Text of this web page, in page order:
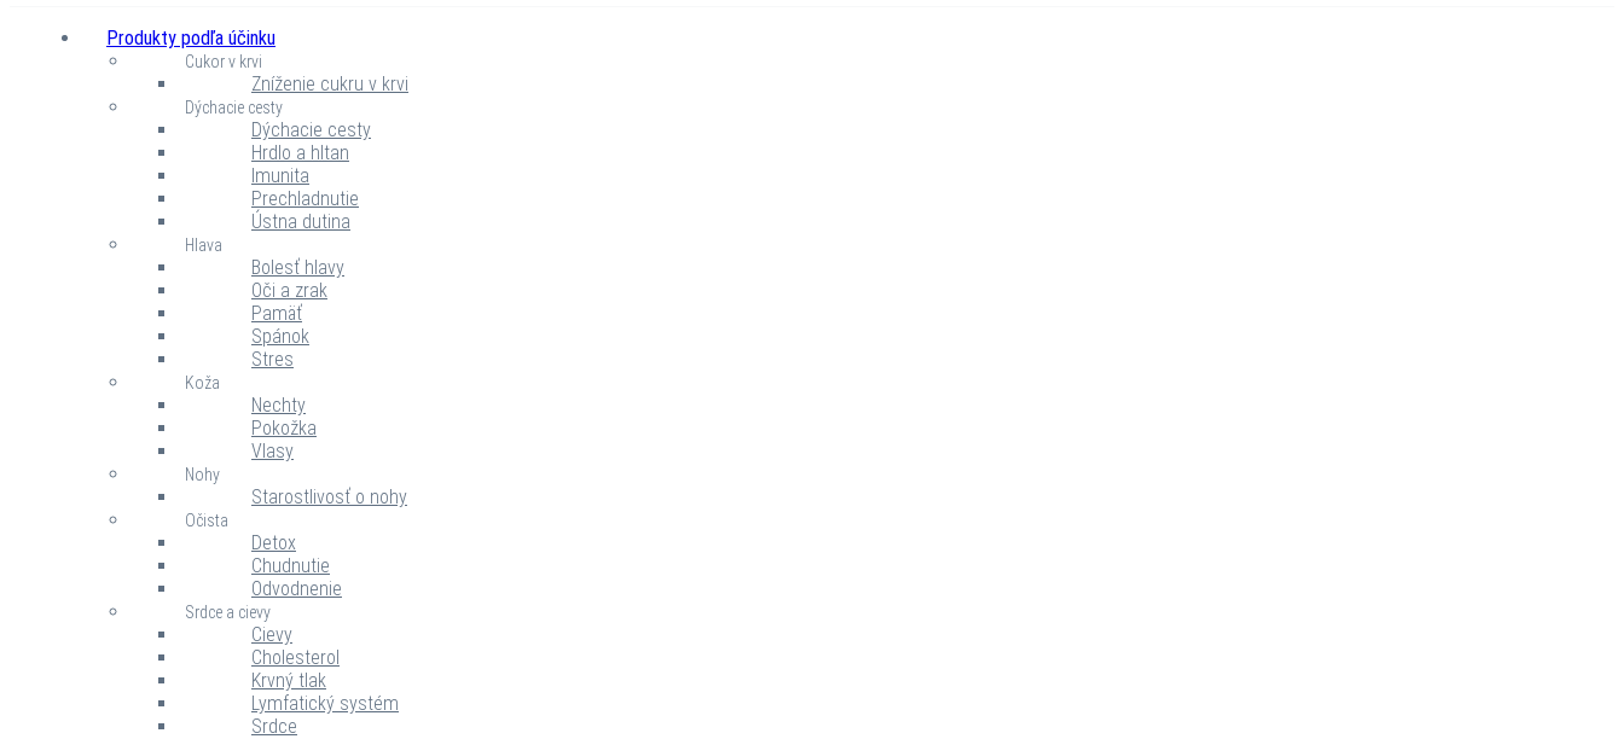
Produkty podľa účinku
Cukor v krvi
Zníženie cukru v krvi
Dýchacie cesty
Dýchacie cesty
Hrdlo a hltan
Imunita
Prechladnutie
Ústna dutina
Hlava
Bolesť hlavy
Oči a zrak
Pamäť
Spánok
Stres
Koža
Nechty
Pokožka
Vlasy
Nohy
Starostlivosť o nohy
Očista
Detox
Chudnutie
Odvodnenie
Srdce a cievy
Cievy
Cholesterol
Krvný tlak
Lymfatický systém
Srdce